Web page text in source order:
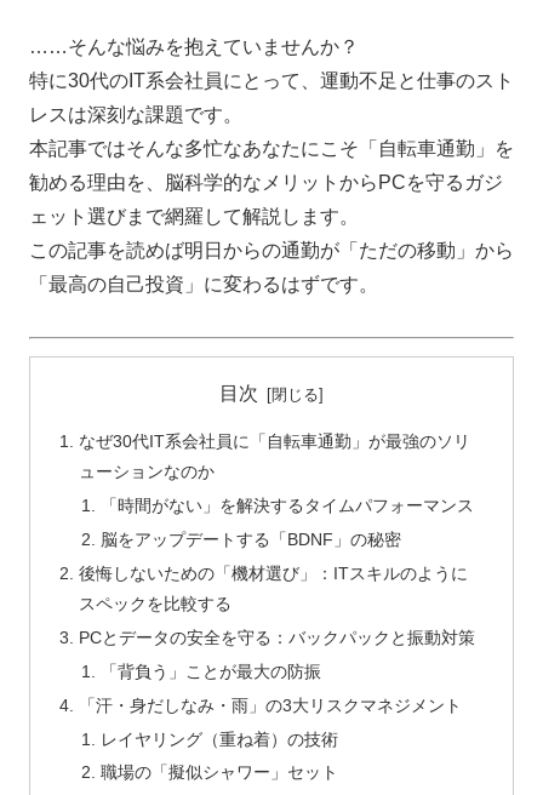
……そんな悩みを抱えていませんか？
特に30代のIT系会社員にとって、運動不足と仕事のスト
レスは深刻な課題です。
本記事ではそんな多忙なあなたにこそ「自転車通勤」を
勧める理由を、脳科学的なメリットからPCを守るガジ
ェット選びまで網羅して解説します。
この記事を読めば明日からの通勤が「ただの移動」から
「最高の自己投資」に変わるはずです。
目次
なぜ30代IT系会社員に「自転車通勤」が最強のソリ
ューションなのか
「時間がない」を解決するタイムパフォーマンス
脳をアップデートする「BDNF」の秘密
後悔しないための「機材選び」：ITスキルのように
スペックを比較する
PCとデータの安全を守る：バックパックと振動対策
「背負う」ことが最大の防振
「汗・身だしなみ・雨」の3大リスクマネジメント
レイヤリング（重ね着）の技術
職場の「擬似シャワー」セット